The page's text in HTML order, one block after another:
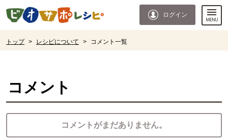
ページの先頭です。
ログイン
トップ > レシピについて > コメント一覧
コメント
コメントがまだありません。